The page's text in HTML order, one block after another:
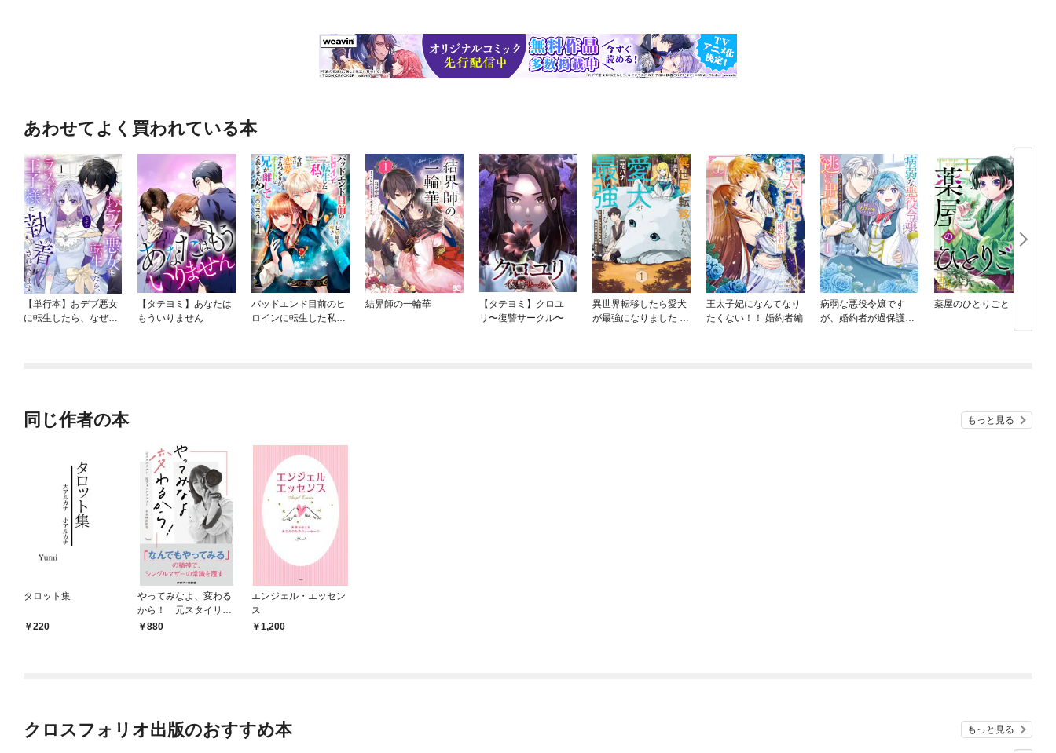
あわせてよく買われている本
【単行本】おデブ悪女
に転生したら、なぜか
【タテヨミ】あなたは
もういりません
バッドエンド目前のヒ
ロインに転生した私、
結界師の一輪華
【タテヨミ】クロユ
リ〜復讐サークル〜
異世界転移したら愛犬
が最強になりました ～
王太子妃になんてなり
たくない！！ 婚約者編
病弱な悪役令嬢です
が、婚約者が過保護す
薬屋のひとりごと
同じ作者の本 もっと見る
タロット集
220
やってみなよ、変わる
から！ 元スタイリス
ト、現フォトグラファ
880
エンジェル・エッセン
ス
1,200
クロスフォリオ出版のおすすめ本 もっと見る